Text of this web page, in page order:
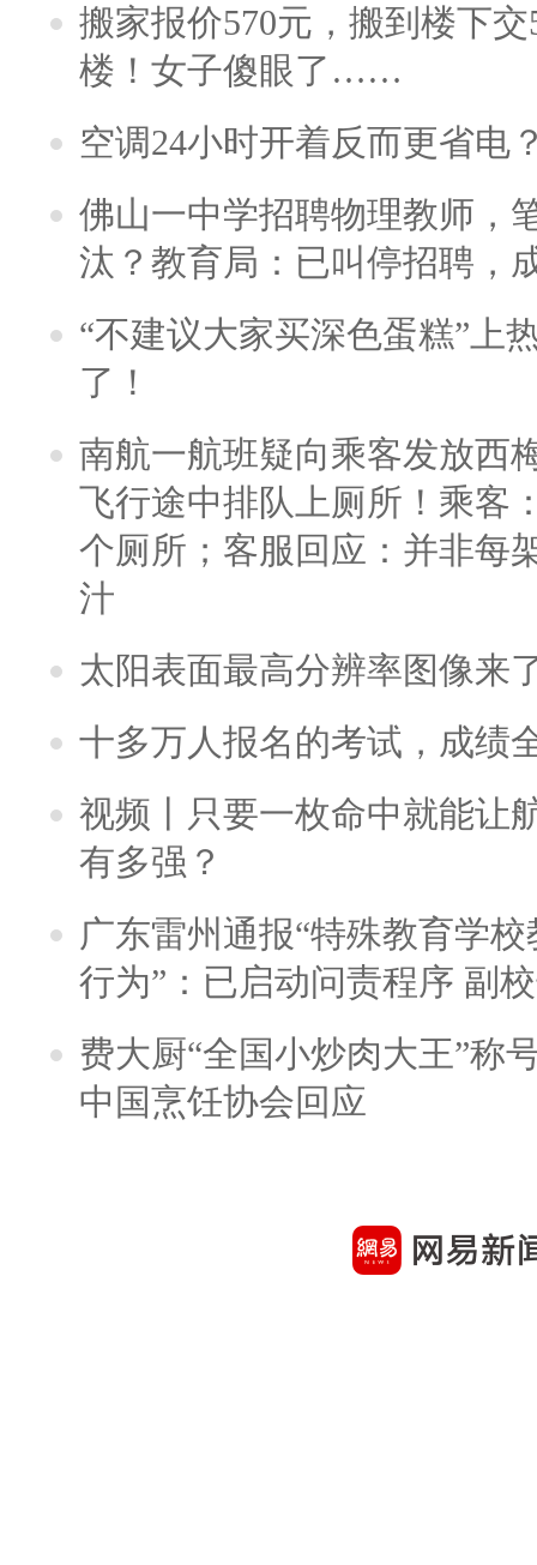
搬家报价570元，搬到楼下
楼！女子傻眼了……
空调24小时开着反而更省电
佛山一中学招聘物理教师，
汰？教育局：已叫停招聘，
“不建议大家买深色蛋糕”上
了！
南航一航班疑向乘客发放西
飞行途中排队上厕所！乘客
个厕所；客服回应：并非每
汁
太阳表面最高分辨率图像来
十多万人报名的考试，成绩
视频丨只要一枚命中就能让
有多强？
广东雷州通报“特殊教育学
行为”：已启动问责程序 副
费大厨“全国小炒肉大王”称
中国烹饪协会回应